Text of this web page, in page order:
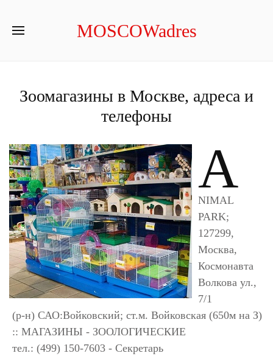
MOSCOWadres
Зоомагазины в Москве, адреса и
телефоны
A
NIMAL
PARK;
127299,
Москва,
Космонавта
Волкова ул.,
7/1
(р-н) САО:Войковский; ст.м. Войковская (650м на З)
:: МАГАЗИНЫ - ЗООЛОГИЧЕСКИЕ
тел.: (499) 150-7603 - Секретарь